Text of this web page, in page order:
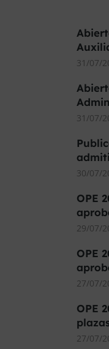
31/07/
31/07/
30/07/
OPE
29/07/
OPE
27/07/
OPE
27/07/